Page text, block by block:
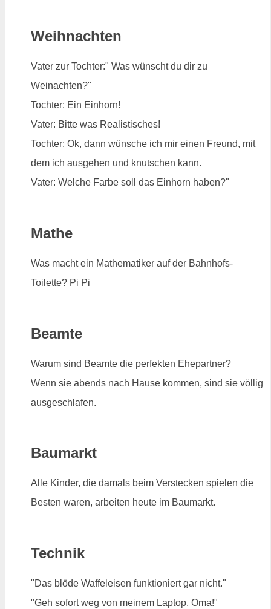
Weihnachten
Vater zur Tochter:" Was wünscht du dir zu
Weinachten?"
Tochter: Ein Einhorn!
Vater: Bitte was Realistisches!
Tochter: Ok, dann wünsche ich mir einen Freund, mit
dem ich ausgehen und knutschen kann.
Vater: Welche Farbe soll das Einhorn haben?"
Mathe
Was macht ein Mathematiker auf der Bahnhofs-
Toilette? Pi Pi
Beamte
Warum sind Beamte die perfekten Ehepartner?
Wenn sie abends nach Hause kommen, sind sie völlig
ausgeschlafen.
Baumarkt
Alle Kinder, die damals beim Verstecken spielen die
Besten waren, arbeiten heute im Baumarkt.
Technik
"Das blöde Waffeleisen funktioniert gar nicht."
"Geh sofort weg von meinem Laptop, Oma!"